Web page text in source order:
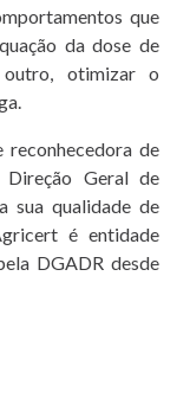
que
da dose de
otimizar o
de
Direção Geral de
sua qualidade de
é entidade
DGADR desde